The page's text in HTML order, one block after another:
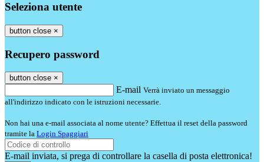
Seleziona utente
button close ×
Recupero password
button close ×
E-mail Verrà inviato un messaggio
all'indirizzo indicato con le istruzioni necessarie.
Non hai una e-mail associata al nome utente? Effettua il reset della password
tramite la Login Spaggiari
E-mail inviata, si prega di controllare la casella di posta elettronica!